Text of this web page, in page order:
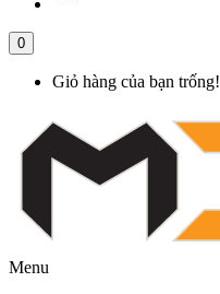
0
Giỏ hàng của bạn trống!
Menu